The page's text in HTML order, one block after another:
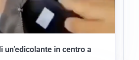
un’edicolante in centro a